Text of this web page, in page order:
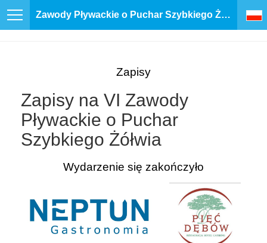
Zawody Pływackie o Puchar Szybkiego Żółwia
Zapisy
Zapisy na VI Zawody
Pływackie o Puchar
Szybkiego Żółwia
Wydarzenie się zakończyło